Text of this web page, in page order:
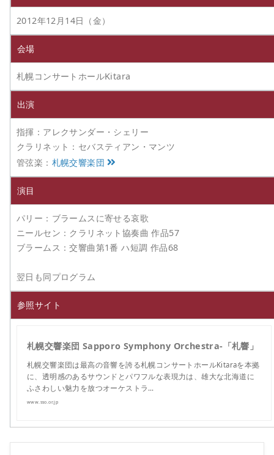
2012年12月14日（金）
会場
札幌コンサートホールKitara
出演
指揮：アレクサンダー・シェリー
クラリネット：セバスティアン・マンツ
管弦楽： 札幌交響楽団
演目
パリー：ブラームスに寄せる哀歌
ニールセン：クラリネット協奏曲 作品57
ブラームス：交響曲第1番 ハ短調 作品68
翌日も同プログラム
参照サイト
札幌交響楽団 Sapporo Symphony Orchestra-「札響」
札幌交響楽団は最高の音響を誇る札幌コンサートホールKitaraを本拠
に、透明感のあるサウンドとパワフルな表現力は、雄大な北海道に
ふさわしい魅力を放つオーケストラ…
www.sso.or.jp